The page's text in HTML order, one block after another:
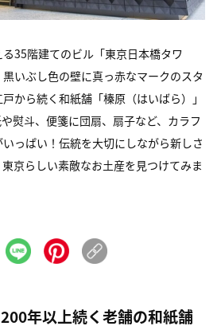
35階建てのビル「東京日本橋タワ
いぶし色の壁に真っ赤なマークのスタ
から続く和紙舗「榛原（はいばら）」
熨斗、便箋に団扇、扇子など、カラフ
っぱい！伝統を大切にしながら新しさ
京らしい素敵なお土産を見つけてみま
年以上続く老舗の和紙舗